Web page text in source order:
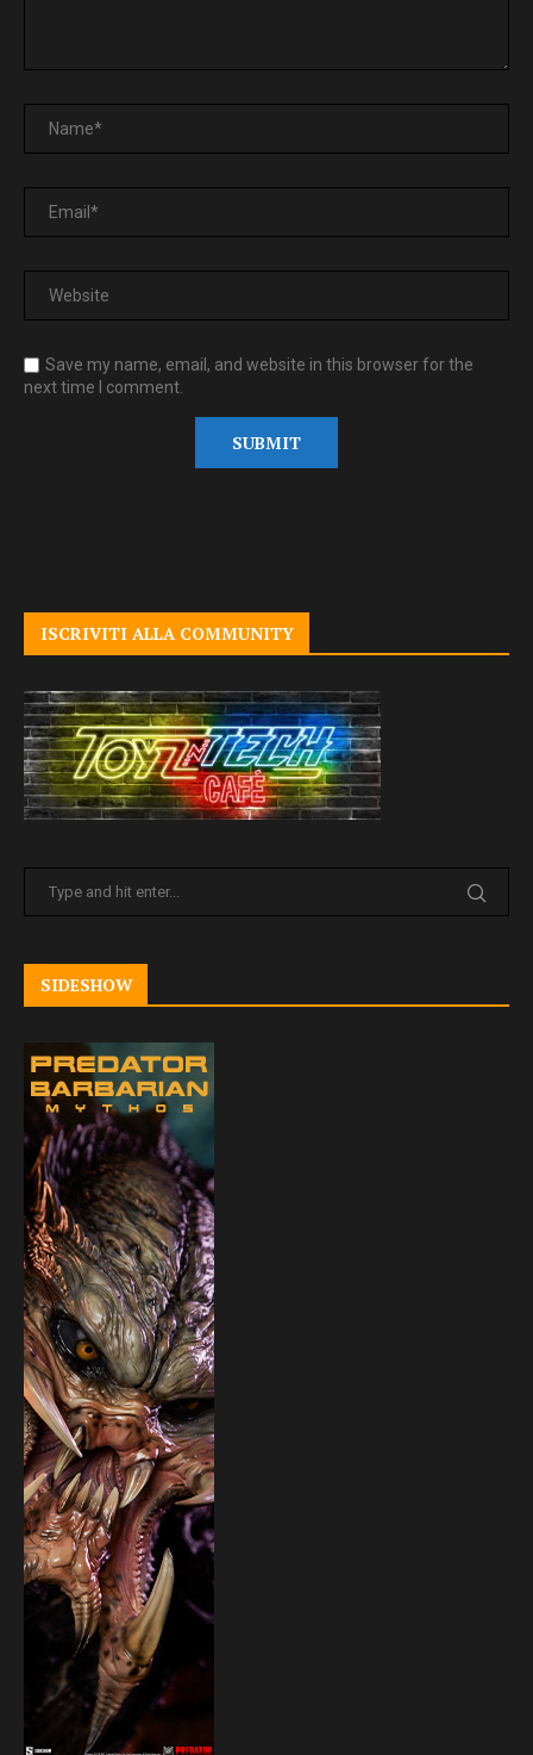
Save my name, email, and website in this browser for the
next time I comment.
ISCRIVITI ALLA COMMUNITY
SIDESHOW